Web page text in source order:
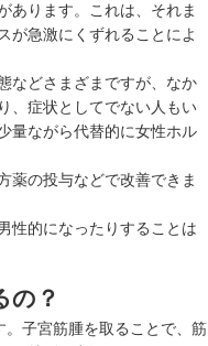
あります。これは、それま
が急激にくずれることによ
などさまざまですが、なか
、症状としてでない人もい
量ながら代替的に女性ホル
薬の投与などで改善できま
性的になったりすることは
の？
子宮筋腫を取ることで、筋